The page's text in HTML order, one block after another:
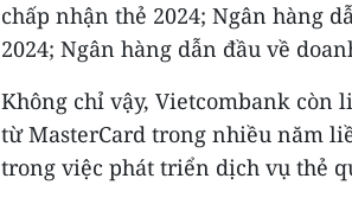
chấp nhận thẻ 2024; Ngân hàng
2024; Ngân hàng dẫn đầu về
Không chỉ vậy, Vietcombank
từ MasterCard trong nhiều năm
trong việc phát triển dịch vụ thẻ